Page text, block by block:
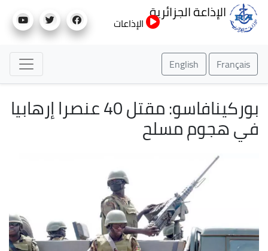
إلى
الإذاعة الجزائرية
الإذاعات
Français
English
بوركينافاسو: مقتل 40 عنصرا إرهابيا
في هجوم مسلح